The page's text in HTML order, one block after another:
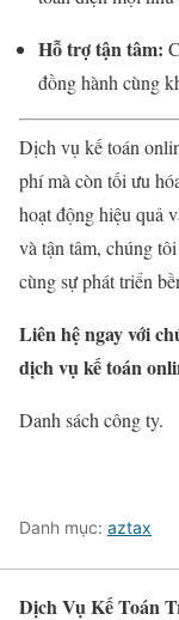
Hỗ trợ tận tâm:
đồng hành cùng
Dịch vụ kế toán
phí mà còn tối ưu
hoạt động hiệu quả
và tận tâm, chúng
cùng sự phát triển
Liên hệ ngay với
dịch vụ kế toán
Danh sách công ty.
Danh mục: aztax
Dịch Vụ Kế Toán